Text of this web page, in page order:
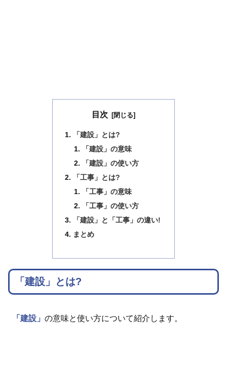
目次
「建設」とは?
「建設」の意味
「建設」の使い方
「工事」とは?
「工事」の意味
「工事」の使い方
「建設」と「工事」の違い!
まとめ
「建設」とは?
「建設」 の意味と使い方について紹介します。